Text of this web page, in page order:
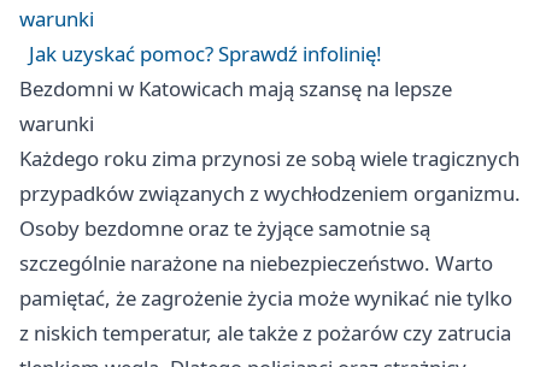
warunki
Jak uzyskać pomoc? Sprawdź infolinię!
Bezdomni w Katowicach mają szansę na lepsze
warunki
Każdego roku zima przynosi ze sobą wiele tragicznych
przypadków związanych z wychłodzeniem organizmu.
Osoby bezdomne oraz te żyjące samotnie są
szczególnie narażone na niebezpieczeństwo. Warto
pamiętać, że zagrożenie życia może wynikać nie tylko
z niskich temperatur, ale także z pożarów czy zatrucia